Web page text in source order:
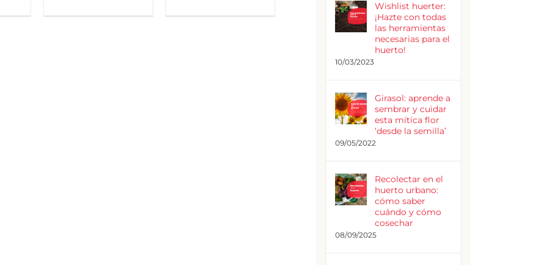
Wishlist huerter:
¡Hazte con todas
las herramientas
necesarias para el
huerto!
10/03/2023
Girasol: aprende a
sembrar y cuidar
esta mítica flor
‘desde la semilla’
09/05/2022
Recolectar en el
huerto urbano:
cómo saber
cuándo y cómo
cosechar
08/09/2025